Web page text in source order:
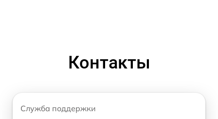
Контакты
Служба поддержки